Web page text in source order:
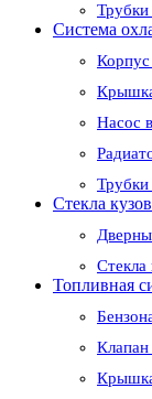
Система
Корпус
Насос
Стекла
Стекла
Топливная
Клапан